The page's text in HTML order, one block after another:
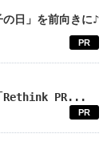
日」を前向きに♪
PR
Rethink PR...
PR